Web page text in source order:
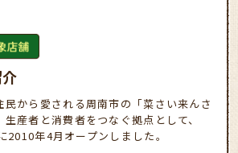
から愛される周南市の「菜さい来んさ
産者と消費者をつなぐ拠点として、
2010年4月オープンしました。